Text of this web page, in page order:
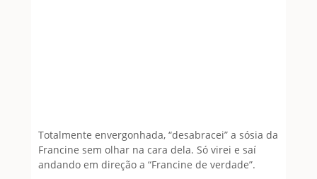
Totalmente envergonhada, “desabracei” a sósia da
Francine sem olhar na cara dela. Só virei e saí
andando em direção a “Francine de verdade”.